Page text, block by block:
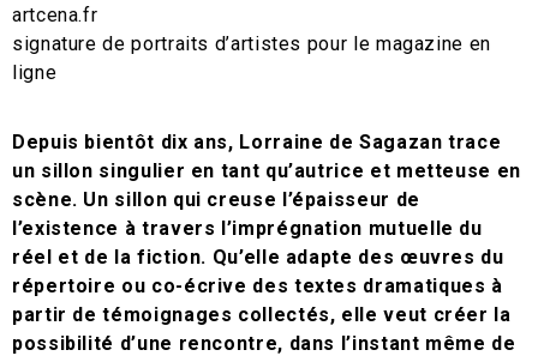
artcena.fr
signature de portraits d’artistes pour le magazine en
ligne
Depuis bientôt dix ans, Lorraine de Sagazan trace
un sillon singulier en tant qu’autrice et metteuse en
scène. Un sillon qui creuse l’épaisseur de
l’existence à travers l’imprégnation mutuelle du
réel et de la fiction. Qu’elle adapte des œuvres du
répertoire ou co-écrive des textes dramatiques à
partir de témoignages collectés, elle veut créer la
possibilité d’une rencontre, dans l’instant même de